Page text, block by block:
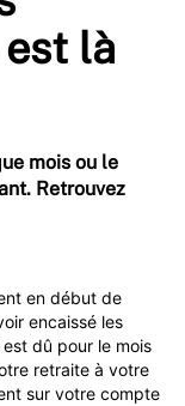
là
mois ou le
Retrouvez
en début de
encaissé les
dû pour le mois
retraite à votre
sur votre compte